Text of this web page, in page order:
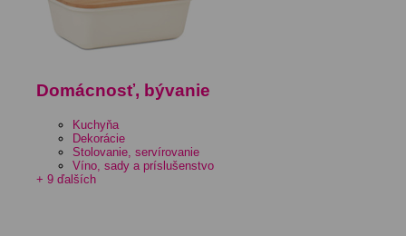
Domácnosť, bývanie
Kuchyňa
Dekorácie
Stolovanie, servírovanie
Víno, sady a príslušenstvo
+ 9 ďalších